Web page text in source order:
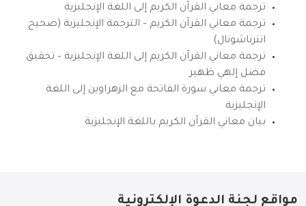
ترجمة معاني القرآن الكريم إلى اللغة الإنجليزية
ترجمة معاني القرآن الكريم – الترجمة الإنجليزية (صحيح
انترناشونال)
ترجمة معاني القرآن الكريم إلى اللغة الإنجليزية – تحقيق
فضل إلهي ظهير
ترجمة معاني سورة الفاتحة مع الزهراوين إلى اللغة
الإنجليزية
بيان معاني القرآن الكريم باللغة الإنجليزية
مواقع لجنة الدعوة الإلكترونية